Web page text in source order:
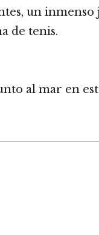
un
de tenis.
al mar en